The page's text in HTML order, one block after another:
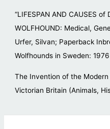
“LIFESPAN AND CAUSES of
WOLFHOUND: Medical,
Urfer, Silvan; Paperback
Wolfhounds in Sweden:
The Invention of the Modern
Victorian Britain (Animals,